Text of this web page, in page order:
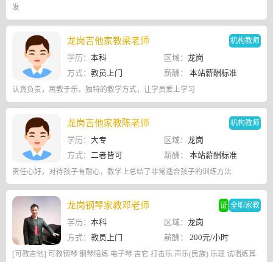
发
龙岗吉他家教梁老师 机构教师
学历： 本科 区域： 龙岗
方式： 教员上门 薪酬： 本站薪酬标准
认真负责，寓教于乐，独特的教学方式，让学员爱上学习
龙岗吉他家教陈老师 机构教师
学历： 大专 区域： 龙岗
方式： 二者皆可 薪酬： 本站薪酬标准
责任心好，对待孩子有耐心，教学上总结了非常适合孩子的训练方法
龙岗钢琴家教邓老师 证 全职家教
学历： 本科 区域： 龙岗
方式： 教员上门 薪酬： 200元/小时
[可教吉他] 可教钢琴 钢琴陪练 电子琴 吉它 打击乐 声乐(民族) 乐理 试唱练耳